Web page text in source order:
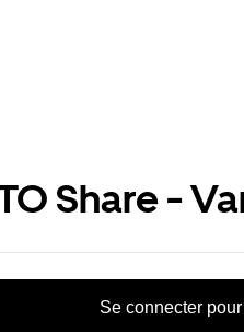
Share -
Se connecter